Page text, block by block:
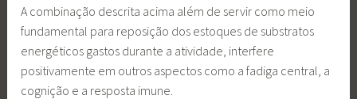
A combinação descrita acima além de servir como meio
fundamental para reposição dos estoques de substratos
energéticos gastos durante a atividade, interfere
positivamente em outros aspectos como a fadiga central, a
cognição e a resposta imune.